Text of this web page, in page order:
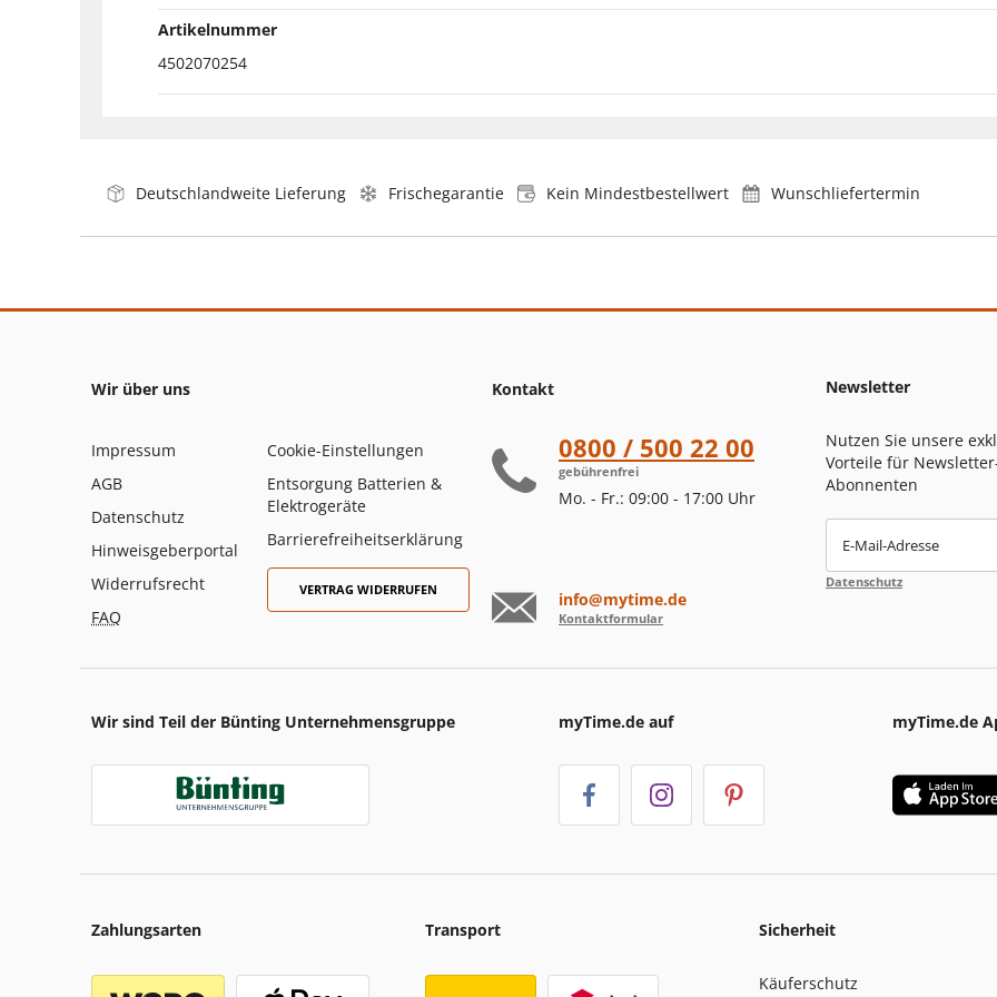
Artikelnummer
4502070254
Deutschlandweite Lieferung Frischegarantie Kein Mindestbestellwert Wunschliefertermin
Wir über uns
Impressum
AGB
Datenschutz
Hinweisgeberportal
Widerrufsrecht
FAQ
Cookie-Einstellungen
Entsorgung Batterien &
Elektrogeräte
Barrierefreiheitserklärung
VERTRAG WIDERRUFEN
Kontakt
0800 / 500 22 00
gebührenfrei
Mo. - Fr.: 09:00 - 17:00 Uhr
info@mytime.de
Kontaktformular
Newsletter
Nutzen Sie unsere
Vorteile für
Abonnenten
E-Mail-Adresse
Datenschutz
Wir sind Teil der Bünting Unternehmensgruppe myTime.de auf myTime.de
Zahlungsarten Transport Sicherheit
Käuferschutz